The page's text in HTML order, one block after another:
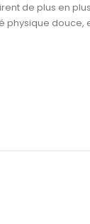
de plus en
physique douce,